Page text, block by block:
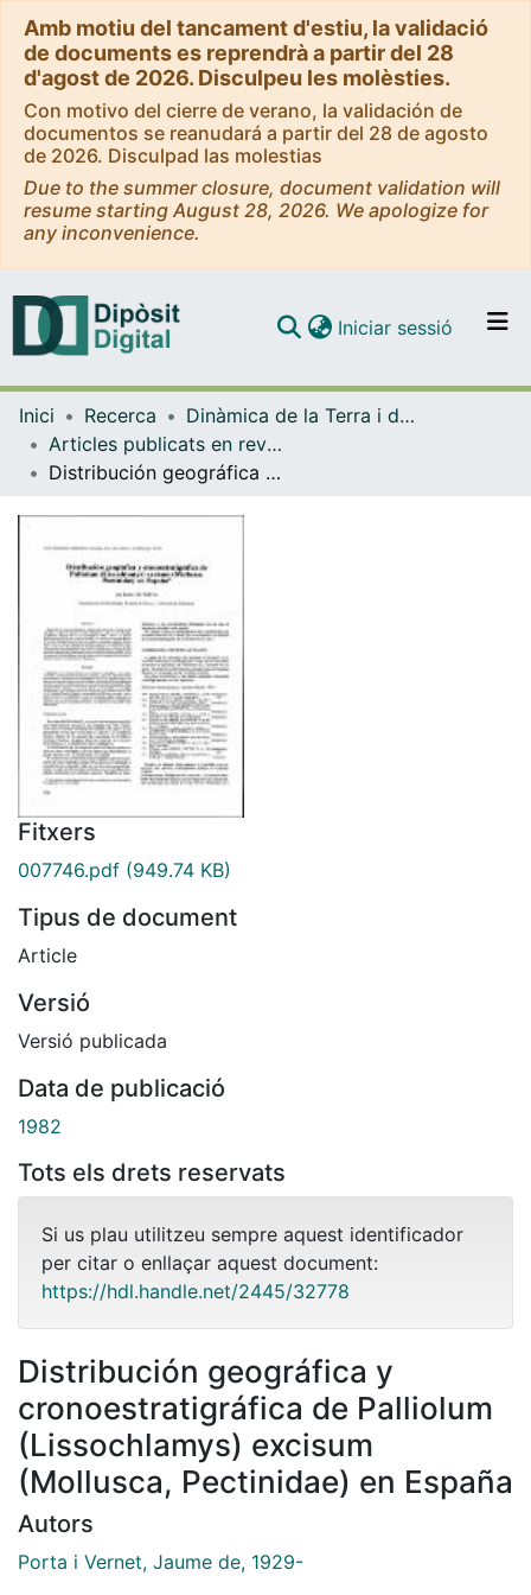
Amb motiu del tancament d'estiu, la validació
de documents es reprendrà a partir del 28
d'agost de 2026. Disculpeu les molèsties.
Con motivo del cierre de verano, la validación de
documentos se reanudará a partir del 28 de agosto
de 2026. Disculpad las molestias
Due to the summer closure, document validation will
resume starting August 28, 2026. We apologize for
any inconvenience.
Navega per tot el DD
Iniciar sessió (current)
Inici Recerca
Dinàmica de la Terra i de l'Oceà
Articles publicats en revistes (Dinàmica de la Terra i l'Oceà)
Distribución geográfica y cronoestratigráfica de Palliolum (Lissochlamys) excisum (Mollusca, Pectinidae) en España
Fitxers
007746.pdf (949.74 KB)
Tipus de document
Article
Versió
Versió publicada
Data de publicació
1982
Tots els drets reservats
Si us plau utilitzeu sempre aquest identificador
per citar o enllaçar aquest document:
https://hdl.handle.net/2445/32778
Distribución geográfica y
cronoestratigráfica de Palliolum
(Lissochlamys) excisum
(Mollusca, Pectinidae) en España
Autors
Porta i Vernet, Jaume de, 1929-